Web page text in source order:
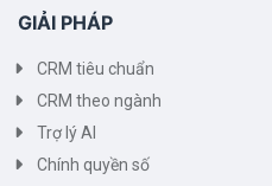
GIẢI PHÁP
CRM tiêu chuẩn
CRM theo ngành
Trợ lý AI
Chính quyền số